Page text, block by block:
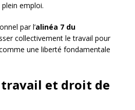
emploi.
par l’alinéa 7 du
collectivement le travail pour
une liberté fondamentale
et droit de